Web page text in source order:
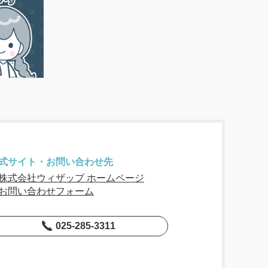
サイト・お問い合わせ先
式会社ウィザップ ホームページ
問い合わせフォーム
025-285-3311